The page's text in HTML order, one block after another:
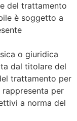
del trattamento
è soggetto a
o giuridica
dal titolare del
trattamento per
rappresenta per
a norma del